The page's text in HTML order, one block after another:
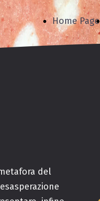
Home Page
del